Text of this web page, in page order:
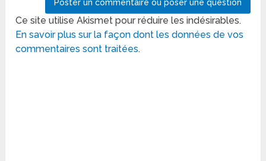
Ce site utilise Akismet pour réduire les indésirables.
En savoir plus sur la façon dont les données de vos
commentaires sont traitées.